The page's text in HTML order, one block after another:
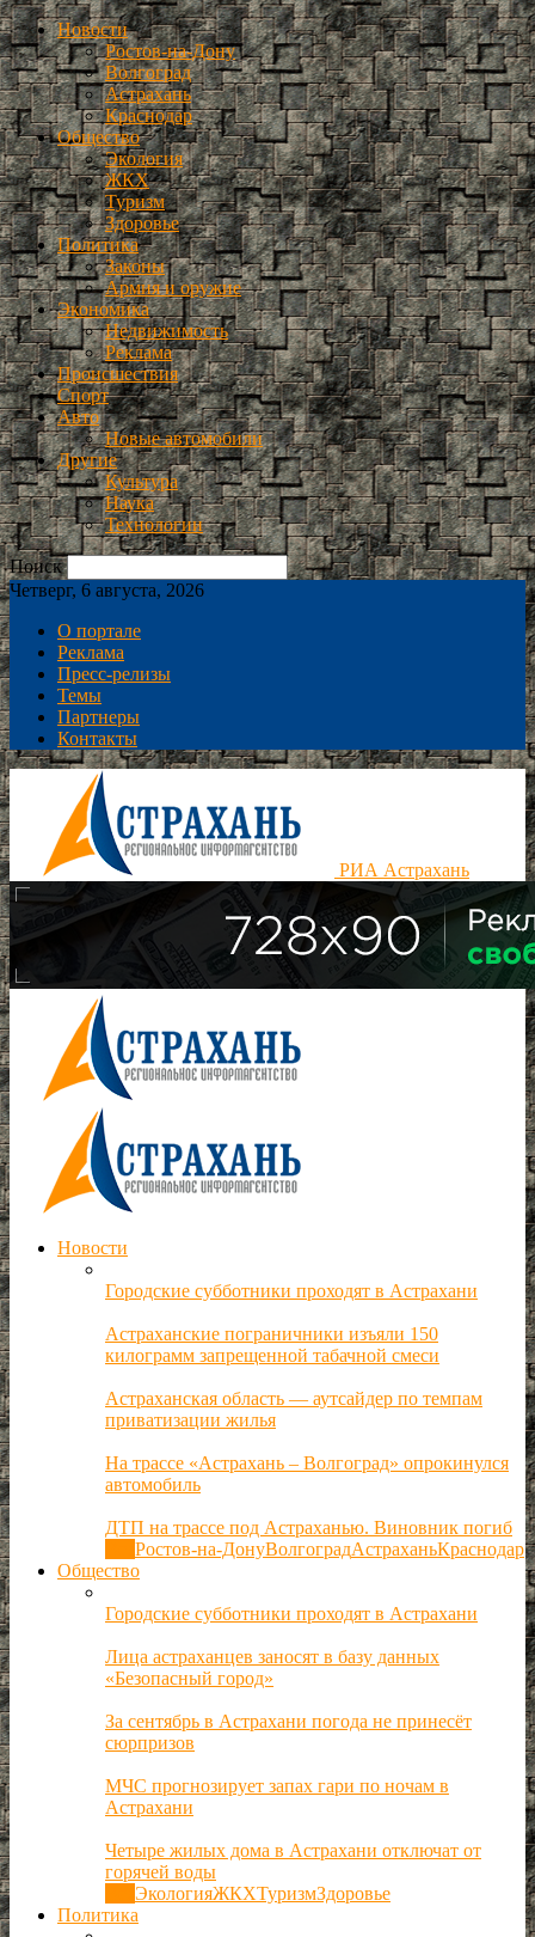
Новости
Ростов-на-Дону
Волгоград
Астрахань
Краснодар
Общество
Экология
ЖКХ
Туризм
Здоровье
Политика
Законы
Армия и оружие
Экономика
Недвижимость
Реклама
Происшествия
Спорт
Авто
Новые автомобили
Другие
Культура
Наука
Технологии
Поиск
Четверг, 6 августа, 2026
О портале
Реклама
Пресс-релизы
Темы
Партнеры
Контакты
РИА Астрахань
Новости
Городские субботники проходят в Астрахани
Астраханские пограничники изъяли 150
килограмм запрещенной табачной смеси
Астраханская область — аутсайдер по темпам
приватизации жилья
На трассе «Астрахань – Волгоград» опрокинулся
автомобиль
ДТП на трассе под Астраханью. Виновник погиб
Ростов-на-ДонуВолгоградАстраханьКраснодар
Общество
Городские субботники проходят в Астрахани
Лица астраханцев заносят в базу данных
«Безопасный город»
За сентябрь в Астрахани погода не принесёт
сюрпризов
МЧС прогнозирует запах гари по ночам в
Астрахани
Четыре жилых дома в Астрахани отключат от
горячей воды
ЭкологияЖКХТуризмЗдоровье
Политика